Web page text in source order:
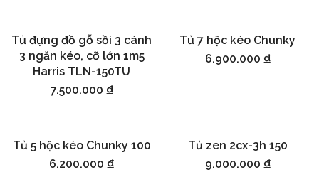
Thêm vào giỏ hàng
Tủ đựng đồ gỗ sồi 3 cánh
3 ngăn kéo, cỡ lớn 1m5
Harris TLN-150TU
7.500.000 ₫
Thêm vào giỏ hàng
Tủ 7 hộc kéo Chunky
6.900.000 ₫
Thêm vào giỏ hàng
Tủ 5 hộc kéo Chunky 100
6.200.000 ₫
Thêm vào giỏ hàng
Tủ zen 2cx-3h 150
9.000.000 ₫